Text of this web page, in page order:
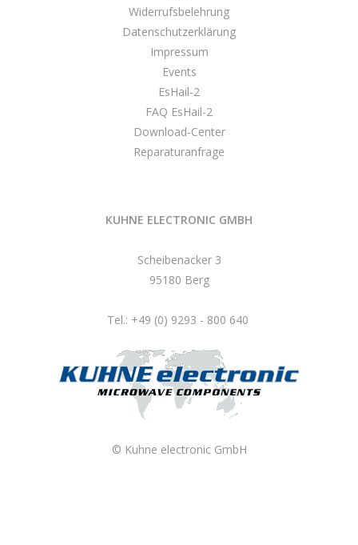
Widerrufsbelehrung
Datenschutzerklärung
Impressum
Events
EsHail-2
FAQ EsHail-2
Download-Center
Reparaturanfrage
KUHNE ELECTRONIC GMBH
Scheibenacker 3
95180 Berg
Tel.: +49 (0) 9293 - 800 640
© Kuhne electronic GmbH